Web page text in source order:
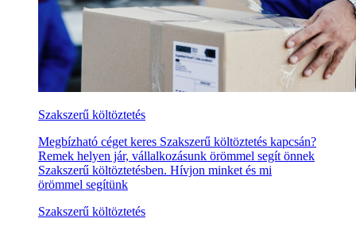
Szakszerű költöztetés
Megbízható céget keres Szakszerű költöztetés kapcsán?
Remek helyen jár, vállalkozásunk örömmel segít önnek
Szakszerű költöztetésben. Hívjon minket és mi
örömmel segítünk
Szakszerű költöztetés